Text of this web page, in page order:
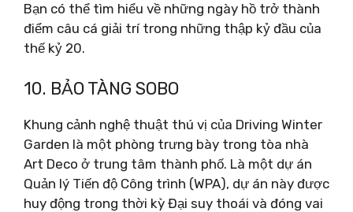
Bạn có thể tìm hiểu về những ngày hồ trở thành
điểm câu cá giải trí trong những thập kỷ đầu của
thế kỷ 20.
10. BẢO TÀNG SOBO
Khung cảnh nghệ thuật thú vị của Driving Winter
Garden là một phòng trưng bày trong tòa nhà
Art Deco ở trung tâm thành phố. Là một dự án
Quản lý Tiến độ Công trình (WPA), dự án này được
huy động trong thời kỳ Đại suy thoái và đóng vai